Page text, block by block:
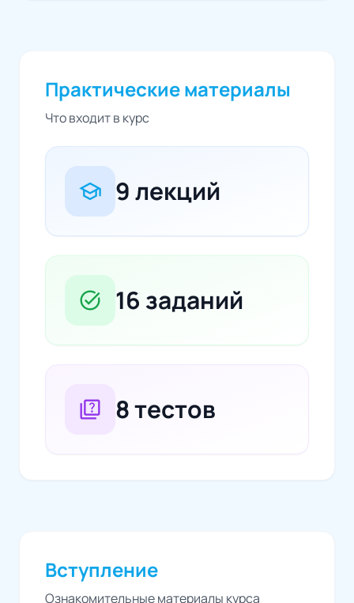
Практические материалы
Что входит в курс
school 9 лекций
task_alt 16 заданий
quiz 8 тестов
Вступление
Ознакомительные материалы курса